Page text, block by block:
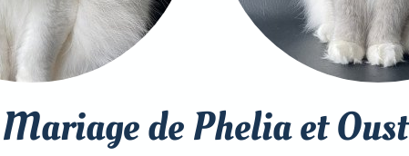
Mariage de Phelia et Oust